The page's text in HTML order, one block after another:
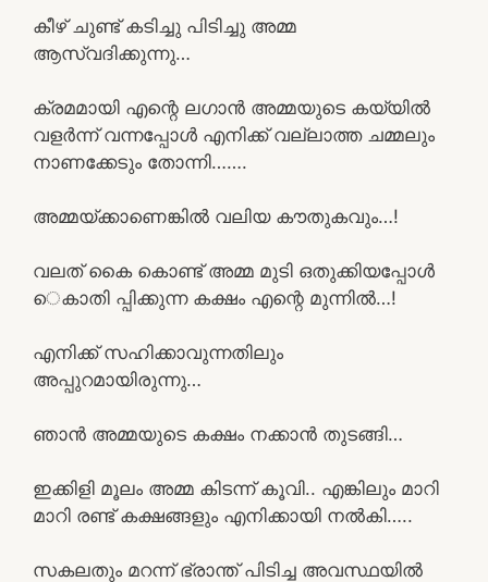
കീഴ് ചുണ്ട് കടിച്ചു പിടിച്ചു അമ്മ
ആസ്വദിക്കുന്നു…
ക്രമമായി എന്റെ ലഗാൻ അമ്മയുടെ കയ്യിൽ
വളർന്ന് വന്നപ്പോൾ എനിക്ക് വല്ലാത്ത ചമ്മലും
നാണക്കേടും തോന്നി…….
അമ്മയ്ക്കാണെങ്കിൽ വലിയ കൗതുകവും…!
വലത് കൈ കൊണ്ട് അമ്മ മുടി ഒതുക്കിയപ്പോൾ
െകാതി പ്പിക്കുന്ന കക്ഷം എന്റെ മുന്നിൽ…!
എനിക്ക് സഹിക്കാവുന്നതിലും
അപ്പുറമായിരുന്നു…
ഞാൻ അമ്മയുടെ കക്ഷം നക്കാൻ തുടങ്ങി…
ഇക്കിളി മൂലം അമ്മ കിടന്ന് കൂവി.. എങ്കിലും മാറി
മാറി രണ്ട് കക്ഷങ്ങളും എനിക്കായി നൽകി…..
സകലതും മറന്ന് ഭ്രാന്ത് പിടിച്ച അവസ്ഥയിൽ